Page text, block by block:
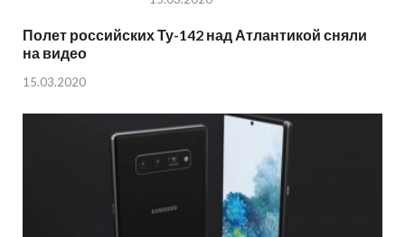
Полет российских Ту-142 над Атлантикой сняли
на видео
15.03.2020